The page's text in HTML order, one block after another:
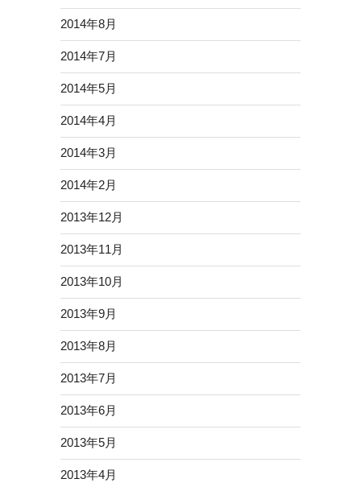
2014年8月
2014年7月
2014年5月
2014年4月
2014年3月
2014年2月
2013年12月
2013年11月
2013年10月
2013年9月
2013年8月
2013年7月
2013年6月
2013年5月
2013年4月